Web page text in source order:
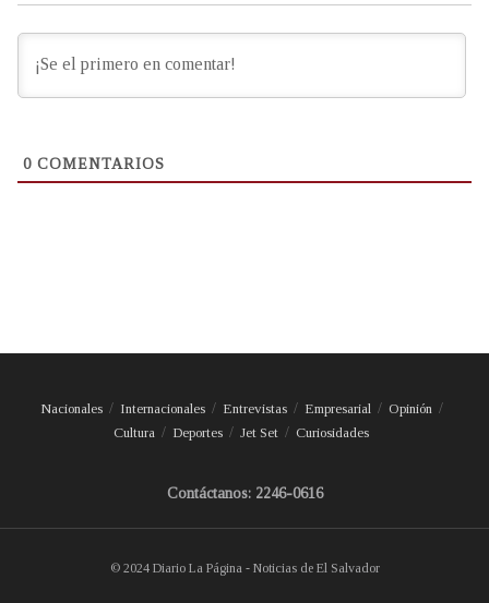
0 COMENTARIOS
Nacionales Internacionales Entrevistas Empresarial
Opinión
Cultura
Deportes Jet Set Curiosidades
Contáctanos: 2246-0616
© 2024 Diario La Página - Noticias de El Salvador